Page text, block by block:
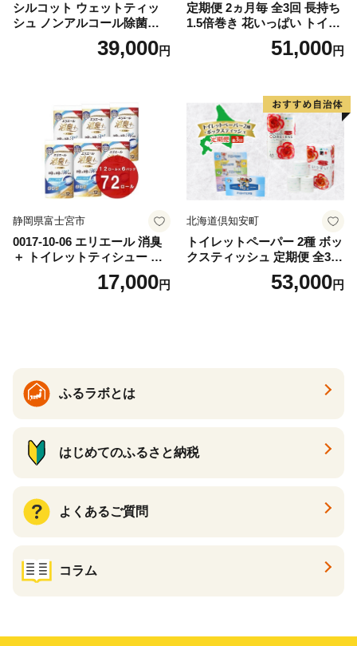
シルコット ウェットティッ
シュ ノンアルコール除菌詰
替（43枚×3P）×24袋 日用品
おもちゃ 拭き取り 手拭き 外
39,000円
定期便 2ヵ月毎 全3回 長持ち
1.5倍巻き 花いっぱい トイレ
ットペーパー ダブル 45ｍ 計
72ロール 全18種 花柄 プリン
ー 消耗品 備蓄 送料無料 北海
道 倶知安町 日用品
51,000円
静岡県富士宮市
0017-10-06 エリエール 消臭
＋ トイレットティシュー し
っかり香るフレッシュクリア
の香り ダブル 12ロール×6パ
17,000円
北海道倶知安町
トイレットペーパー 2種 ボッ
クスティッシュ 定期便 全3
回 日本製 まとめ買い 防災
常備品 日用雑貨 消耗品 生活
53,000円
ふるラボとは
はじめてのふるさと納税
よくあるご質問
コラム